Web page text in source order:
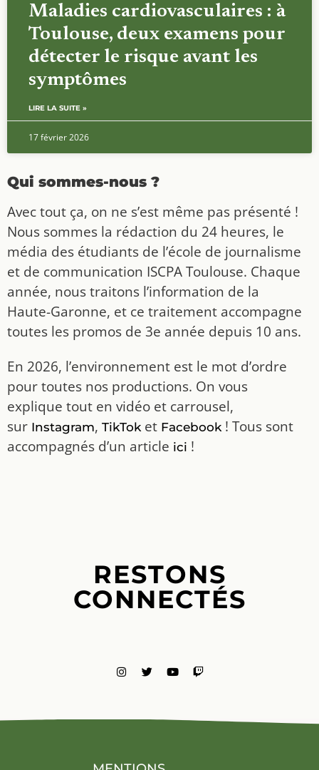
Maladies cardiovasculaires : à
Toulouse, deux examens pour
détecter le risque avant les
symptômes
LIRE LA SUITE »
17 février 2026
Qui sommes-nous ?
Avec tout ça, on ne s’est même pas présenté !
Nous sommes la rédaction du 24 heures, le
média des étudiants de l’école de journalisme
et de communication ISCPA Toulouse. Chaque
année, nous traitons l’information de la
Haute-Garonne, et ce traitement accompagne
toutes les promos de 3e année depuis 10 ans.
En 2026, l’environnement est le mot d’ordre
pour toutes nos productions. On vous
explique tout en vidéo et carrousel,
sur Instagram, TikToket Facebook! Tous sont
accompagnés d’un article ici !
RESTONS
CONNECTÉS